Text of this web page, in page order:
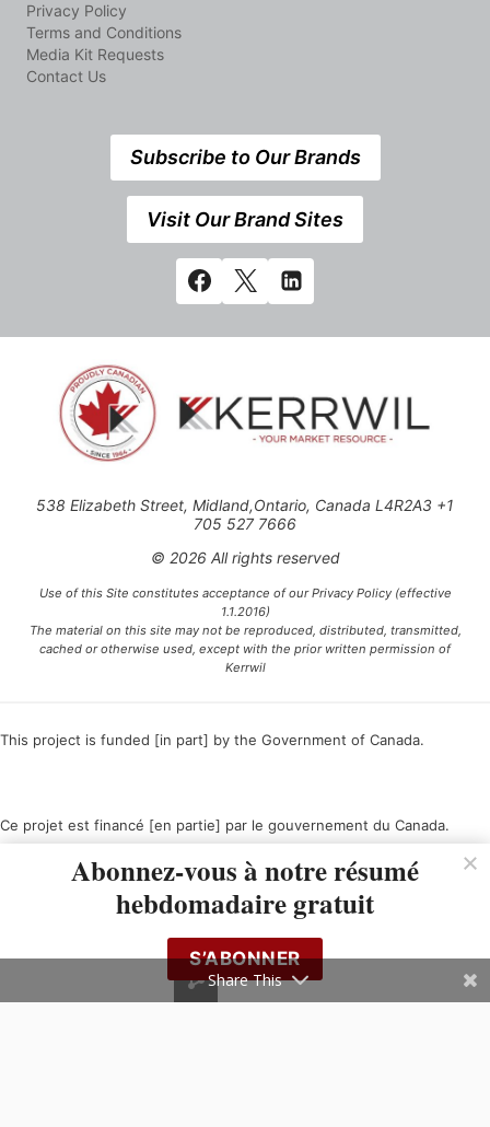
Privacy Policy
Terms and Conditions
Media Kit Requests
Contact Us
Subscribe to Our Brands
Visit Our Brand Sites
538 Elizabeth Street, Midland,Ontario, Canada L4R2A3 +1
705 527 7666
© 2026 All rights reserved
Use of this Site constitutes acceptance of our Privacy Policy (effective
1.1.2016)
The material on this site may not be reproduced, distributed, transmitted,
cached or otherwise used, except with the prior written permission of
Kerrwil
This project is funded [in part] by the Government of Canada.
Ce projet est financé [en partie] par le gouvernement du Canada.
Abonnez-vous à notre résumé
hebdomadaire gratuit
S’ABONNER
Share This